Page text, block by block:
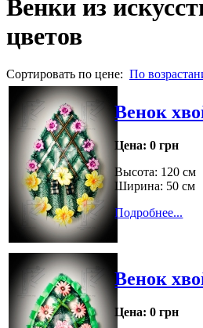
Венки из
цветов
Сортировать по цене: По
Венок
Цена: 0 грн
Высота: 120 см
Ширина: 50 см
Подробнее...
Венок
Цена: 0 грн